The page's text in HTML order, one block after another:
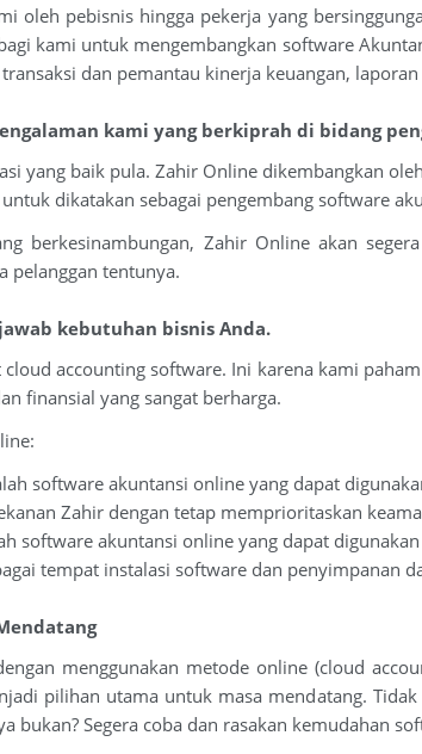
oleh pebisnis hingga pekerja yang
kami untuk mengembangkan software
dan pemantau kinerja keuangan,
kami yang berkiprah di bidang
yang baik pula. Zahir Online dikembangkan
dikatakan sebagai pengembang software
berkesinambungan, Zahir Online akan
pelanggan tentunya.
kebutuhan bisnis Anda.
accounting software. Ini karena kami
finansial yang sangat berharga.
software akuntansi online yang dapat
Zahir dengan tetap memprioritaskan
software akuntansi online yang dapat
tempat instalasi software dan penyimpanan
menggunakan metode online (cloud
pilihan utama untuk masa mendatang.
bukan? Segera coba dan rasakan kemudahan